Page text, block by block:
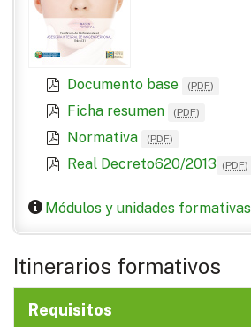
Documento base (PDF)
Ficha resumen (PDF)
Normativa (PDF)
Real Decreto620/2013 (PDF)
Módulos y unidades formativas
Itinerarios formativos
Requisitos